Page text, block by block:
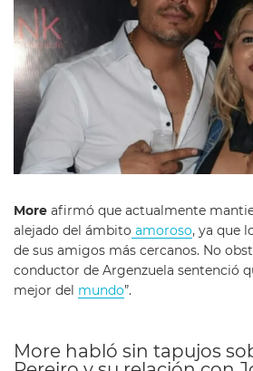
More afirmó que actualmente
alejado del ámbito amoroso, ya que
de sus amigos más cercanos. No
conductor de Argenzuela sentenció
mejor del mundo”.
More habló sin tapujos